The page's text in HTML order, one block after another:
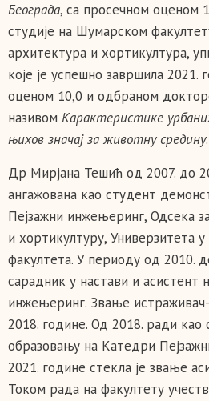
Београда, са просечном оценом
студије на Шумарском
архитектура и хортикултура,
које је успешно завршила 2021.
оценом 10,0 и одбраном
називом Карактеристике
њихов значај за животну средину.
Др Мирјана Тешић од 2007. до
ангажована као студент
Пејзажни инжењеринг, Одсека
и хортикултуру, Универзитета
факултета. У периоду од 2010.
сарадник у настави и асистент
инжењеринг. Звање
2018. године. Од 2018. ради као
образовању на Катедри
2021. године стекла је звање
Током рада на факултету